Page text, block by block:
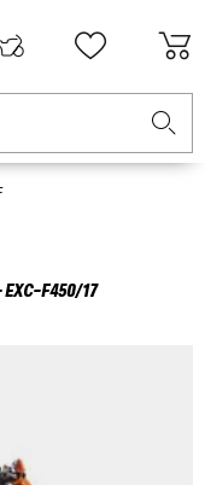
EXC-F450/17